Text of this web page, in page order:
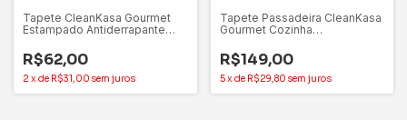
Tapete CleanKasa Gourmet
Estampado Antiderrapante
R$62,00
2 x de R$31,00 sem juros
Tapete Passadeira CleanKasa
Gourmet Cozinha
50x1,60m
R$149,00
5x de R$29,80 sem juros